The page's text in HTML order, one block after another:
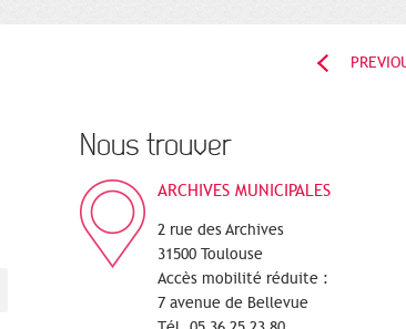
Nous trouver
ARCHIVES MUNICIPALES
2 rue des Archives
31500 Toulouse
Accès mobilité réduite :
7 avenue de Bellevue